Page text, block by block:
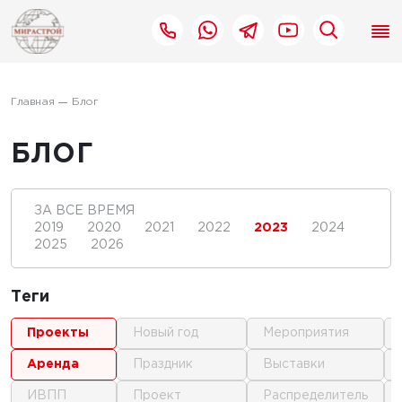
Главная Блог
БЛОГ
ЗА ВСЕ ВРЕМЯ
2019
2020 2021 2022 2023
2024
2025
2026
Теги
проекты
аренда
ИВПП
новый год
праздник
проект
мероприятия
выставки
распределитель